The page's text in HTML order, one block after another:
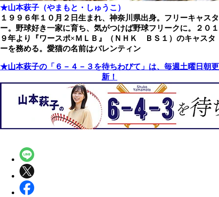
★山本萩子（やまもと・しゅうこ）
１９９６年１０月２日生まれ、神奈川県出身。フリーキャスタ
ー。野球好き一家に育ち、気がつけば野球フリークに。２０１
９年より『ワースポ×ＭＬＢ』（ＮＨＫ ＢＳ１）のキャスタ
ーを務める。愛猫の名前はバレンティン
★山本萩子の「６－４－３を待ちわびて」は、毎週土曜日朝更
新！